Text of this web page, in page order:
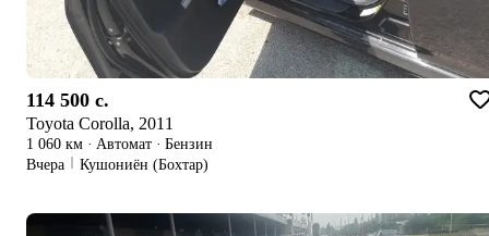
114 500 c.
Toyota Corolla, 2011
1 060 км · Автомат · Бензин
Вчера
Кушониён (Бохтар)